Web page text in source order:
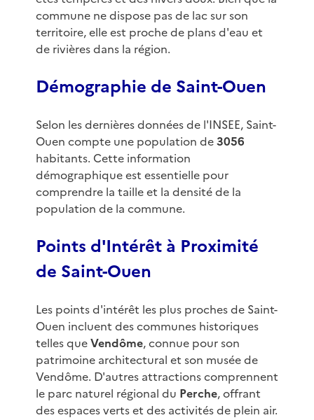
commune ne dispose pas de lac sur son
territoire, elle est proche de plans d'eau et
de rivières dans la région.
Démographie de Saint-Ouen
Selon les dernières données de l'INSEE, Saint-
Ouen compte une population de3056
habitants. Cette information
démographique est essentielle pour
comprendre la taille et la densité de la
population de la commune.
Points d'Intérêt à Proximité
de Saint-Ouen
Les points d'intérêt les plus proches de Saint-
Ouen incluent des communes historiques
telles queVendôme, connue pour son
patrimoine architectural et son musée de
Vendôme. D'autres attractions comprennent
le parc naturel régional du Perche, offrant
des espaces verts et des activités de plein air.